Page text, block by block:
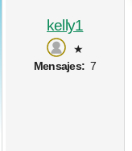
kelly1
★
Mensajes: 7